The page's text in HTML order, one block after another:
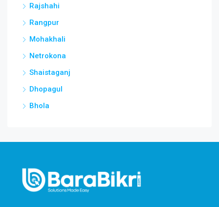
Rajshahi
Rangpur
Mohakhali
Netrokona
Shaistaganj
Dhopagul
Bhola